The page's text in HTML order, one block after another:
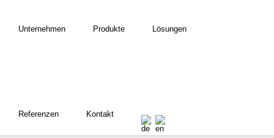
Unternehmen Produkte Lösungen
Referenzen Kontakt